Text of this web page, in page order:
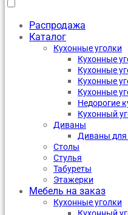
Распродажа
Каталог
Кухонные уголки
Кухонные
Кухонные
Кухонные
Кухонные
Недорогие
Кухонный
Диваны
Диваны для
Столы
Стулья
Табуреты
Этажерки
Мебель на заказ
Кухонные уголки